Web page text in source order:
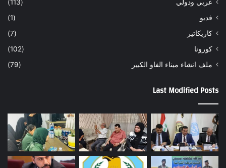
عربي ودولي
(113)
فديو
(1)
كاريكاتير
(7)
كورونا
(102)
ملف انشاء ميناء الفاو الكبير
(79)
Last Modified Posts